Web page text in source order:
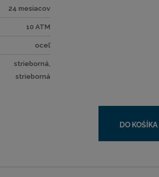
24 mesiacov
10 ATM
oceľ
strieborná,
strieborná
DO KOŠÍKA